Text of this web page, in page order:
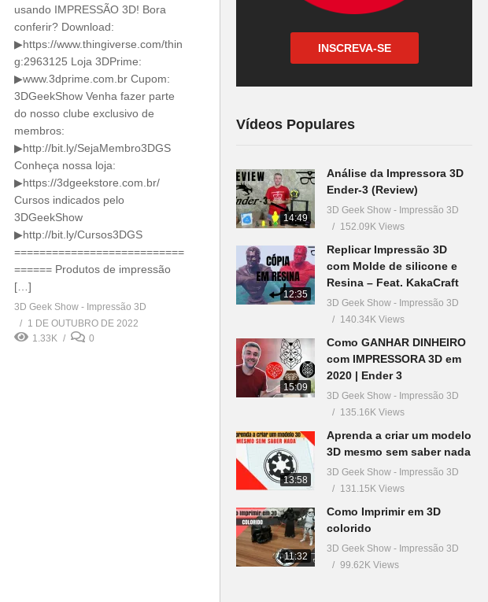
usando IMPRESSÃO 3D! Bora
conferir? Download:
▶https://www.thingiverse.com/thin
g:2963125 Loja 3DPrime:
▶www.3dprime.com.br Cupom:
3DGeekShow Venha fazer parte
do nosso clube exclusivo de
membros:
▶http://bit.ly/SejaMembro3DGS
Conheça nossa loja:
▶https://3dgeekstore.com.br/
Cursos indicados pelo
3DGeekShow
▶http://bit.ly/Cursos3DGS
===========================
====== Produtos de impressão
[…]
3D Geek Show - Impressão 3D
1 DE OUTUBRO DE 2022
1.33K
0
INSCREVA-SE
Vídeos Populares
14:49
Análise da Impressora 3D
Ender-3 (Review)
3D Geek Show - Impressão 3D
152.09K Views
12:35
Replicar Impressão 3D
com Molde de silicone e
Resina – Feat. KakaCraft
3D Geek Show - Impressão 3D
140.34K Views
15:09
Como GANHAR DINHEIRO
com IMPRESSORA 3D em
2020 | Ender 3
3D Geek Show - Impressão 3D
135.16K Views
13:58
Aprenda a criar um modelo
3D mesmo sem saber nada
3D Geek Show - Impressão 3D
131.15K Views
11:32
Como Imprimir em 3D
colorido
3D Geek Show - Impressão 3D
99.62K Views